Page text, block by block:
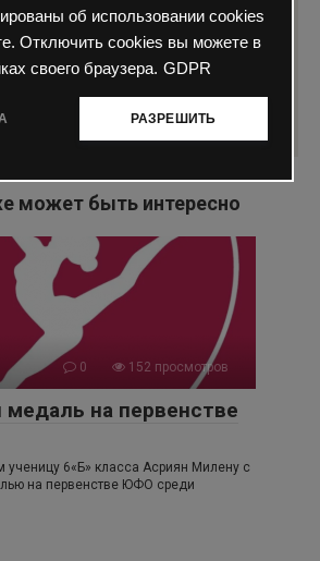
об использовании cookies
Отключить cookies вы можете в
своего браузера. GDPR
РАЗРЕШИТЬ
с друзьями:
может быть интересно
0 152 просмотров
медаль на первенстве
6«Б» класса Асриян Милену с
на первенстве ЮФО среди